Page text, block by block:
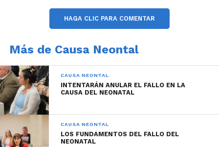
los bebés que fueron víctimas de
descompensaciones y muertes- consideraron que
uncontexto de violencia institucional y
violencia obstétrica.
Además, solicitaron que los se sostenga la acusación
de «falsedad ideológica» que recae sobre algunos ex
jefes de área del nosocomio. La semana pasada, el
HAGA CLIC PARA COMENTAR
Más de Causa Neontal
CAUSA NEONTAL
INTENTARÁN ANULAR EL FALLO EN LA
CAUSA DEL NEONATAL
CAUSA NEONTAL
LOS FUNDAMENTOS DEL FALLO DEL
NEONATAL